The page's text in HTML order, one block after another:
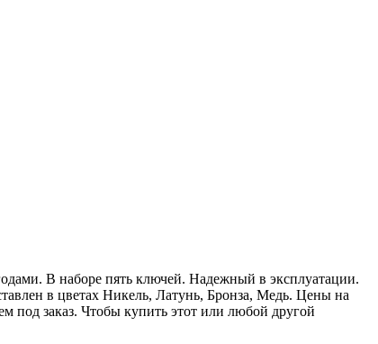
В наборе пять ключей. Надежный в эксплуатации.
в цветах Никель, Латунь, Бронза, Медь. Цены на
под заказ. Чтобы купить этот или любой другой